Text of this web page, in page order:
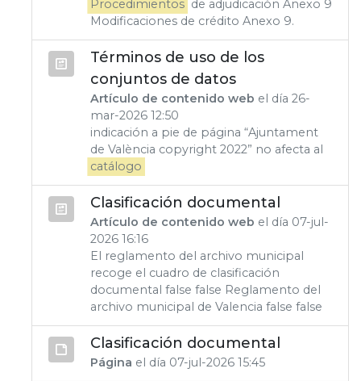
Procedimientos de adjudicación Anexo 9
Modificaciones de crédito Anexo 9.
Términos de uso de los
conjuntos de datos
Artículo de contenido web el día 26-
mar-2026 12:50
indicación a pie de página “Ajuntament
de València copyright 2022” no afecta al
catálogo
Clasificación documental
Artículo de contenido web el día 07-jul-
2026 16:16
El reglamento del archivo municipal
recoge el cuadro de clasificación
documental false false Reglamento del
archivo municipal de Valencia false false
Clasificación documental
Página el día 07-jul-2026 15:45